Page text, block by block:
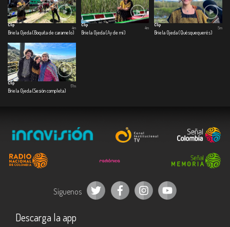
Clip
Briela Ojeda (Boquita de caramelo)
4m
Clip
Briela Ojeda (Ay de mí)
4m
Clip
Briela Ojeda (Quésquequerés)
5m
Clip
Briela Ojeda (Sesión completa)
17m
Síguenos
Descarga la app